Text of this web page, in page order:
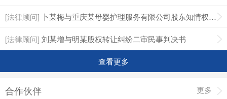
[法律顾问] 卜某梅与重庆某母婴护理服务有限公司股东知情权纠纷二审民事判决书
[法律顾问] 刘某增与明某股权转让纠纷二审民事判决书
查看更多
合作伙伴 更多